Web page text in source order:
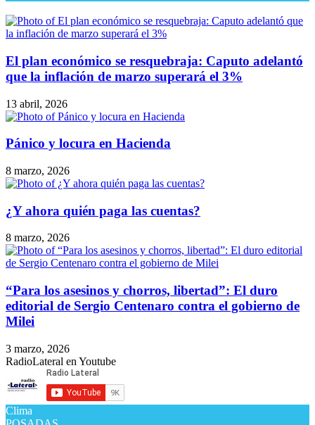
El plan económico se resquebraja: Caputo adelantó
que la inflación de marzo superará el 3%
13 abril, 2026
Pánico y locura en Hacienda
¿Y ahora quién paga las cuentas?
“Para los asesinos y chorros, libertad”: El duro
editorial de Sergio Centenaro contra el gobierno de
Milei
3 marzo, 2026
RadioLateral en Youtube
POSADAS
Nubes Dispersas
10℃